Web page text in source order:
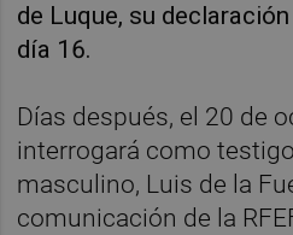
de Luque, su
día 16.
Días después, el 20 de
interrogará como
masculino, Luis de la
comunicación de la